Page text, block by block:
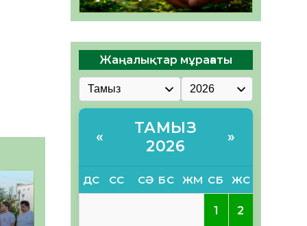
Жаңалықтар мұрағаты
«
ТАМЫЗ
2026
»
ДС СС СӘ БС ЖМ СБ ЖС
1 2